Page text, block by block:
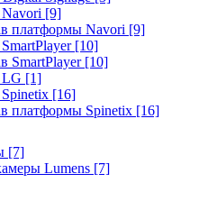
[9]
платформы Navori [9]
[10]
SmartPlayer [10]
[1]
[16]
платформы Spinetix [16]
[7]
Lumens [7]